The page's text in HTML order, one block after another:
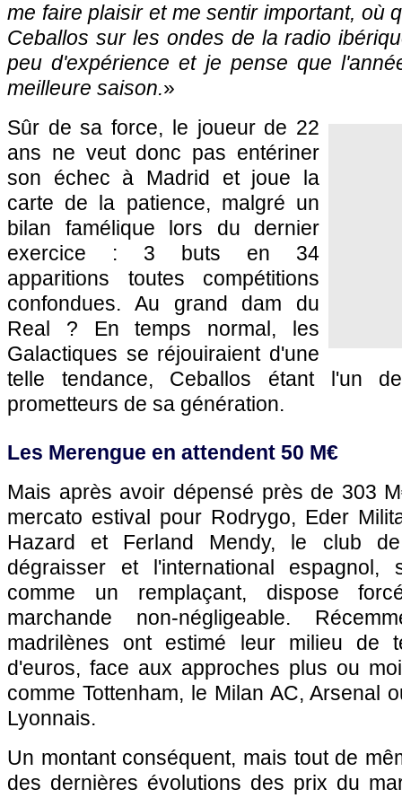
me faire plaisir et me sentir important, où
Ceballos sur les ondes de la radio
peu d'expérience et je pense que
meilleure saison.»
Sûr de sa force, le joueur de 22
ans ne veut donc pas entériner
son échec à Madrid et joue la
carte de la patience, malgré un
bilan famélique lors du dernier
exercice : 3 buts en 34
apparitions toutes compétitions
confondues. Au grand dam du
Real ? En temps normal, les
Galactiques se réjouiraient d'une
telle tendance, Ceballos étant l'un
prometteurs de sa génération.
Les Merengue en attendent 50 M€
Mais après avoir dépensé près de 303
mercato estival pour Rodrygo, Eder
Hazard et Ferland Mendy, le club
dégraisser et l'international espagnol,
comme un remplaçant, dispose
marchande non-négligeable.
madrilènes ont estimé leur milieu de
d'euros, face aux approches plus ou
comme Tottenham, le Milan AC, Arsenal
Lyonnais.
Un montant conséquent, mais tout de
des dernières évolutions des prix du